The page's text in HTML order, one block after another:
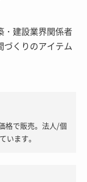
・建設業界関係者
づくりのアイテム
格で販売。法人/個
います。